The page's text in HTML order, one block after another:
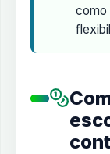
como